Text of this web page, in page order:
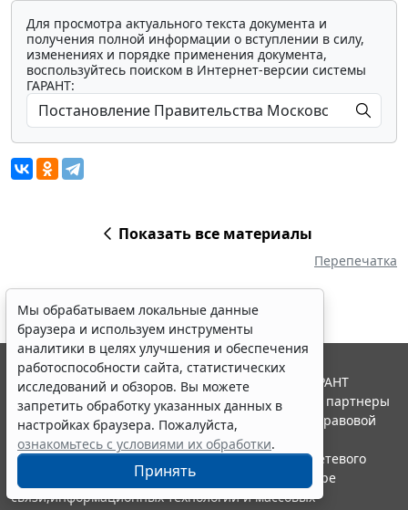
Для просмотра актуального текста документа и
получения полной информации о вступлении в силу,
изменениях и порядке применения документа,
воспользуйтесь поиском в Интернет-версии системы
ГАРАНТ:
Показать все материалы
Перепечатка
Мы обрабатываем локальные данные
браузера и используем инструменты
аналитики в целях улучшения и обеспечения
работоспособности сайта, статистических
исследований и обзоров. Вы можете
запретить обработку указанных данных в
настройках браузера. Пожалуйста,
ознакомьтесь с условиями их обработки.
Принять
© ООО "НПП "ГАРАНТ-СЕРВИС", 2026. Система ГАРАНТ
выпускается с 1990 года. Компания "Гарант" и ее партнеры
являются участниками Российской ассоциации правовой
информации ГАРАНТ.
Портал ГАРАНТ.РУ зарегистрирован в качестве сетевого
издания Федеральной службой по надзору в сфере
связи,информационных технологий и массовых